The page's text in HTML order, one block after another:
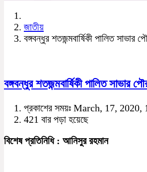
জাতীয়
বঙ্গবন্ধুর শতজন্মবার্ষিকী পালিত সাভার
বঙ্গবন্ধুর শতজন্মবার্ষিকী পালিত সাভার
প্রকাশের সময়ঃ March, 17, 2020,
421 বার পড়া হয়েছে
বিশেষ প্রতিনিধি : আনিসুর রহমান